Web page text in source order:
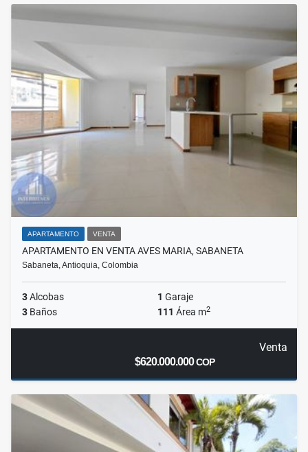
APARTAMENTO VENTA
APARTAMENTO EN VENTA AVES MARIA, SABANETA
Sabaneta, Antioquia, Colombia
3Alcobas 1 Garaje
3 Baños 111 Área m2
Venta
$620.000.000COP